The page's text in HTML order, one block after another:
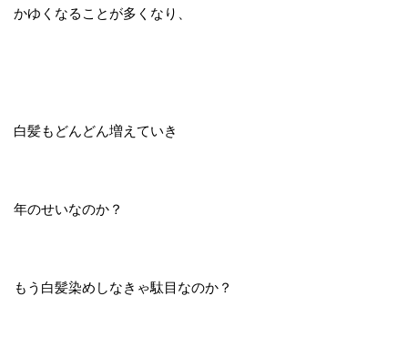
かゆくなることが多くなり、
白髪もどんどん増えていき
年のせいなのか？
もう白髪染めしなきゃ駄目なのか？